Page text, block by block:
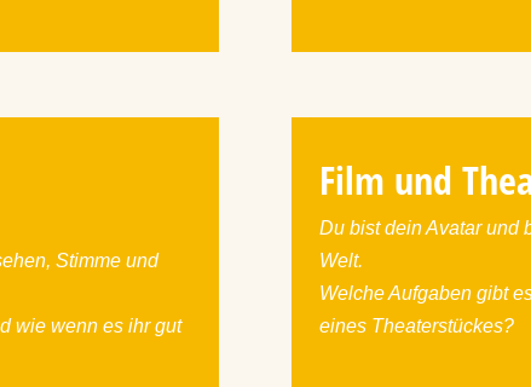
Stimme und
wie wenn es ihr gut
Film und
Du bist dein Avatar und
Welt.
Welche Aufgaben gibt
eines Theaterstückes?